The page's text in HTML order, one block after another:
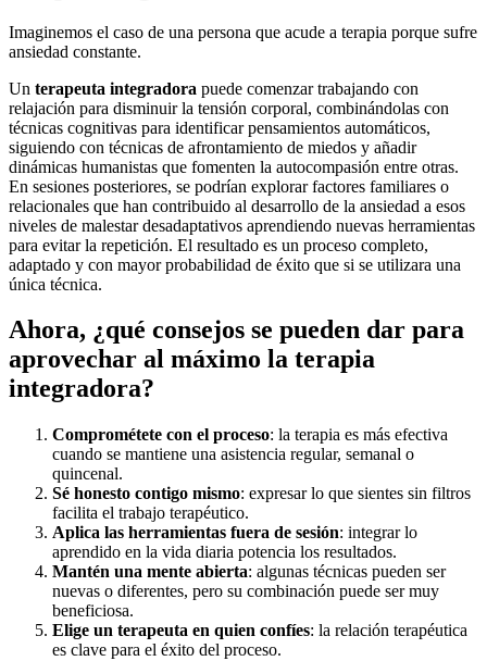
Imaginemos el caso de una persona que acude a terapia porque sufre
ansiedad constante.
Un terapeuta integradora puede comenzar trabajando con
relajación para disminuir la tensión corporal, combinándolas con
técnicas cognitivas para identificar pensamientos automáticos,
siguiendo con técnicas de afrontamiento de miedos y añadir
dinámicas humanistas que fomenten la autocompasión entre otras.
En sesiones posteriores, se podrían explorar factores familiares o
relacionales que han contribuido al desarrollo de la ansiedad a esos
niveles de malestar desadaptativos aprendiendo nuevas herramientas
para evitar la repetición. El resultado es un proceso completo,
adaptado y con mayor probabilidad de éxito que si se utilizara una
única técnica.
Ahora, ¿qué consejos se pueden dar para
aprovechar al máximo la terapia
integradora?
Comprométete con el proceso: la terapia es más efectiva
cuando se mantiene una asistencia regular, semanal o
quincenal.
Sé honesto contigo mismo: expresar lo que sientes sin filtros
facilita el trabajo terapéutico.
Aplica las herramientas fuera de sesión: integrar lo
aprendido en la vida diaria potencia los resultados.
Mantén una mente abierta: algunas técnicas pueden ser
nuevas o diferentes, pero su combinación puede ser muy
beneficiosa.
Elige un terapeuta en quien confíes: la relación terapéutica
es clave para el éxito del proceso.